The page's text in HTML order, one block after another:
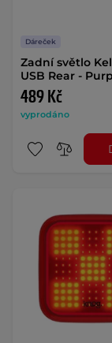
Dáreček
Zadní světlo
USB Rear -
489 Kč
vyprodáno